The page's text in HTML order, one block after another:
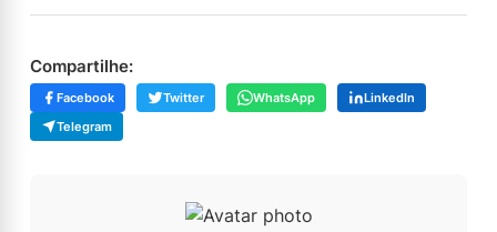
Compartilhe:
Facebook Twitter WhatsApp
LinkedIn
Telegram